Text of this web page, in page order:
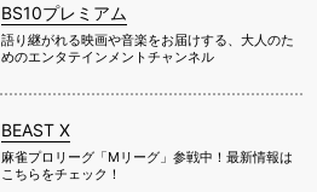
BS10プレミアム
語り継がれる映画や音楽をお届けする、大人のた
めのエンタテインメントチャンネル
BEAST X
麻雀プロリーグ「Mリーグ」参戦中！最新情報は
こちらをチェック！